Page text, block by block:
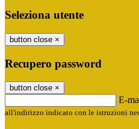
Seleziona utente
button close ×
Recupero password
button close ×
E-
all'indirizzo indicato con le istruzioni